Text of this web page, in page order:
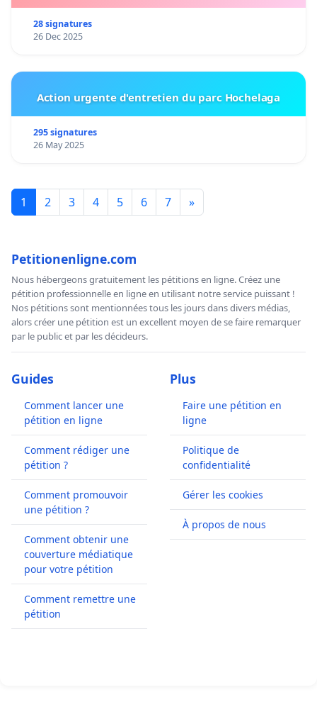
28 signatures
26 Dec 2025
Action urgente d'entretien du parc Hochelaga
295 signatures
26 May 2025
1 2 3 4 5 6 7 »
Petitionenligne.com
Nous hébergeons gratuitement les pétitions en ligne. Créez une
pétition professionnelle en ligne en utilisant notre service puissant !
Nos pétitions sont mentionnées tous les jours dans divers médias,
alors créer une pétition est un excellent moyen de se faire remarquer
par le public et par les décideurs.
Guides
Comment lancer une
pétition en ligne
Comment rédiger une
pétition ?
Comment promouvoir
une pétition ?
Comment obtenir une
couverture médiatique
pour votre pétition
Comment remettre une
pétition
Plus
Faire une pétition en
ligne
Politique de
confidentialité
Gérer les cookies
À propos de nous